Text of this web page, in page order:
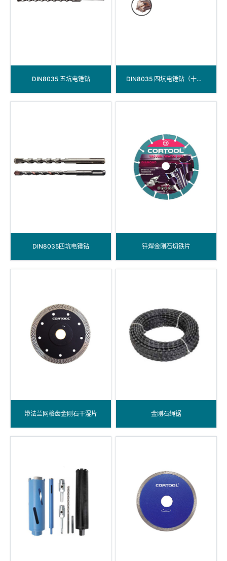
DIN8035 五坑电锤钻 DIN8035 四坑电锤钻（十字头）
DIN8035四坑电锤钻 钎焊金刚石切铁片
带法兰网格齿金刚石干湿片 金刚石绳锯